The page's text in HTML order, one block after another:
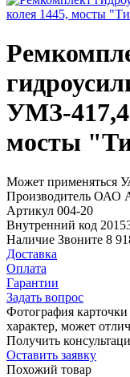
УМЗ-
мосты
Может применяться
Производитель ОАО
Артикул 004-20
Внутренний код
Наличие Звоните 8
Доставка
Оплата
Гарантии
Задать вопрос
Фотография
характер, может
Получить
Оставить заявку
Похожий товар